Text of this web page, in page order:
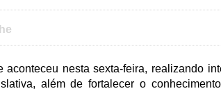
aconteceu nesta sexta-feira, realizando
além de fortalecer o